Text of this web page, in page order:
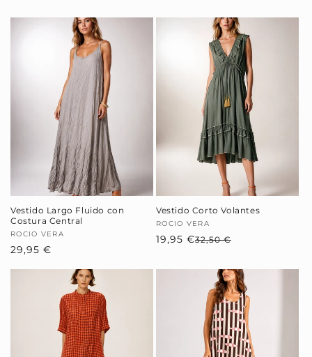
Vestido Largo Fluido con
Costura Central
Proveedor:
ROCIO VERA
Precio
29,95 €
Vestido Corto Volantes
Proveedor:
ROCIO VERA
32,50 €
oferta
19,95 €